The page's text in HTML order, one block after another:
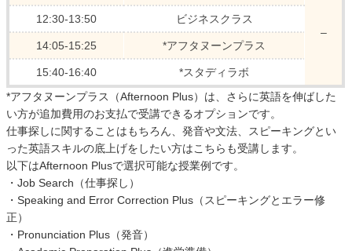
–
12:30-13:50 ビジネスクラス
14:05-15:25 *アフタヌーンプラス
15:40-16:40
*スタディラボ
*アフタヌーンプラス（Afternoon Plus）は、さらに英語を伸ばした
い方が追加費用のお支払で受講できるオプションです。
仕事探しに関することはもちろん、発音や文法、スピーキングとい
った英語スキルの底上げをしたい方はこちらも受講します。
以下はAfternoon Plusで選択可能な授業例です。
・Job Search（仕事探し）
・Speaking and Error Correction Plus（スピーキングとエラー修
正）
・Pronunciation Plus（発音）